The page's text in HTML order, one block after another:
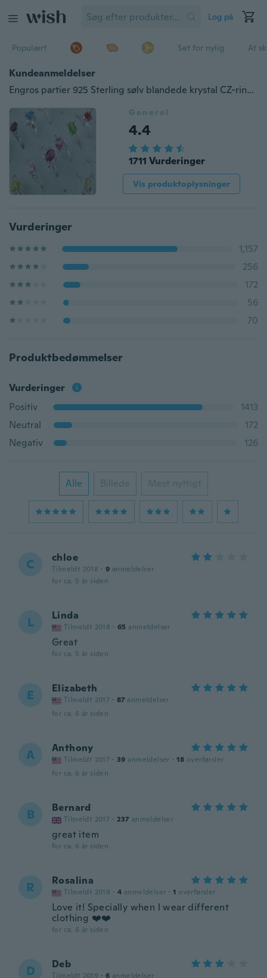
Log på
Populært Set for nylig At
Kundeanmeldelser
Engros partier 925 Sterling sølv blandede krystal CZ-ringe størrelse 6-9 Modesmykker gaver
Generel
4.4
1711 Vurderinger
Vis produktoplysninger
Vurderinger
1,157
256
172
56
70
Produktbedømmelser
Vurderinger
Positiv
1413
Neutral
172
Negativ
126
Alle Billede Mest nyttigt
C chloe
Tilmeldt 2018 · 9 anmeldelser
for ca. 5 år siden
L Linda
Tilmeldt 2018 · 65 anmeldelser
Great
for ca. 5 år siden
E Elizabeth
Tilmeldt 2017 · 87 anmeldelser
for ca. 6 år siden
A Anthony
Tilmeldt 2017 · 39 anmeldelser · 18 overførsler
for ca. 6 år siden
B Bernard
Tilmeldt 2017 · 237 anmeldelser
great item
for ca. 6 år siden
R Rosalina
Tilmeldt 2018 · 4 anmeldelser · 1 overførsler
Love it! Specially when l wear different
clothing ❤️❤️
for ca. 6 år siden
D Deb
Tilmeldt 2019 · 6 anmeldelser